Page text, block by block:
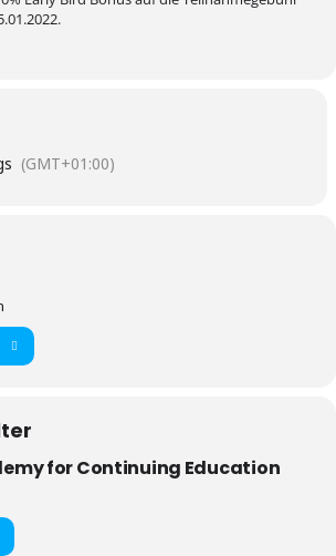
(GMT+01:00)
for Continuing Education